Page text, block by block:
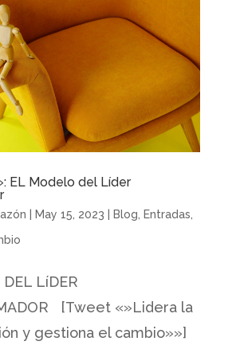
EL Modelo del Líder
May 15, 2023 Blog Entradas
LíDER
[Tweet «»Lidera la
y gestiona el cambio»»]